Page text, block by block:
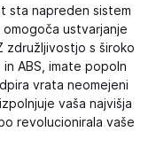
sta napreden sistem
ustvarjanje
združljivostjo s široko
ABS, imate popoln
vrata neomejeni
vaša najvišja
revolucionirala vaše